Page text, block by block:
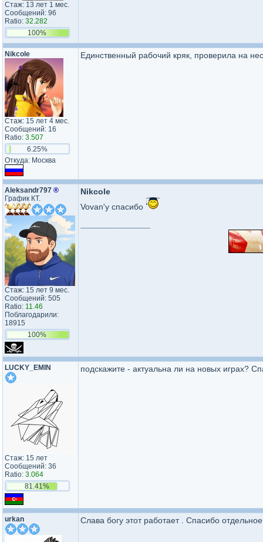
Стаж: 13 лет 1 мес.
Сообщений: 96
Ratio: 32.282
100%
Nikcole
Стаж: 15 лет 4 мес.
Сообщений: 16
Ratio: 3.507
6.25%
Откуда: Москва
Единственный рабочий кряк, проверила на
Aleksandr797 ®
График КТ.
Стаж: 15 лет 9 мес.
Сообщений: 505
Ratio: 11.46
Поблагодарили:
18915
100%
Nikcole
Vovan'у спасибо
LUCKY_EMIN
Стаж: 15 лет
Сообщений: 36
Ratio: 3.064
81.41%
подскажите - актуальна ли на новых играх?
urkan Слава богу этот работает . Спасибо